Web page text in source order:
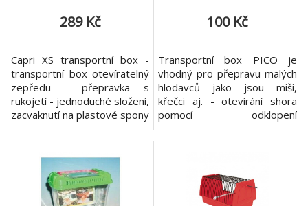
289 Kč
Capri XS transportní box -
transportní box otevíratelný
zepředu - přepravka s
rukojetí - jednoduché složení,
zacvaknutí na plastové spony
zelená/antracit Nosnost: do
4kg Rozměr: 26x25x39cm
100 Kč
Transportní box PICO je
vhodný pro přepravu malých
hlodavců jako jsou miši,
křečci aj. - otevírání shora
pomocí odklopení
plastová ucha pro pohodlné
držení při přepravě Materiál: